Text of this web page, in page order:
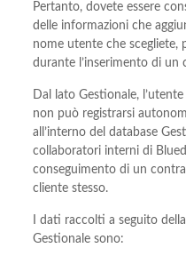
Pertanto, dovete essere
delle informazioni che
nome utente che scegliete,
durante l’inserimento di un
Dal lato Gestionale,
non può registrarsi
all’interno del database
collaboratori interni di
conseguimento di un
cliente stesso.
I dati raccolti a seguito
Gestionale sono: